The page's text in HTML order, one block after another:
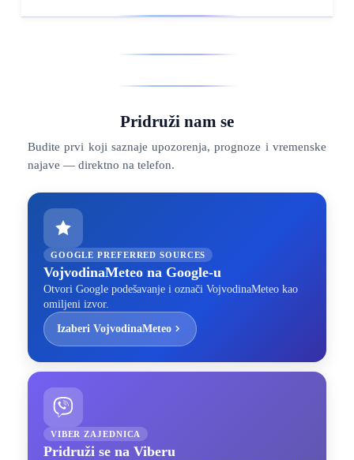
Pridruži nam se
Budite prvi koji saznaje upozorenja, prognoze i vremenske
najave — direktno na telefon.
GOOGLE PREFERRED SOURCES
VojvodinaMeteo na Google-u
Otvori Google podešavanje i označi VojvodinaMeteo kao
omiljeni izvor.
Izaberi VojvodinaMeteo
VIBER ZAJEDNICA
Pridruži se na Viberu